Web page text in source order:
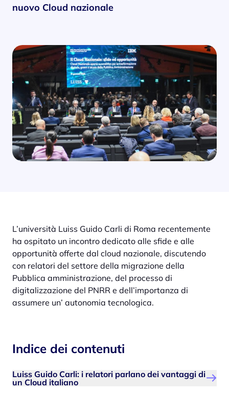
nuovo Cloud nazionale
L’università Luiss Guido Carli di Roma recentemente
ha ospitato un incontro dedicato alle sfide e alle
opportunità offerte dal cloud nazionale, discutendo
con relatori del settore della migrazione della
Pubblica amministrazione, del processo di
digitalizzazione del PNRR e dell’importanza di
assumere un’ autonomia tecnologica.
Indice dei contenuti
Luiss Guido Carli: i relatori parlano dei vantaggi di
un Cloud italiano